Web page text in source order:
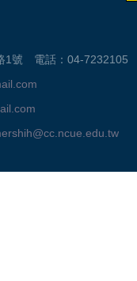
1號 電話：04-7232105